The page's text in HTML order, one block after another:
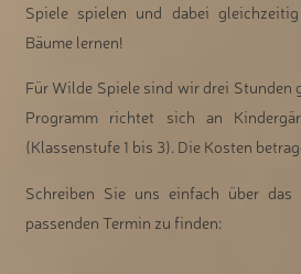
Spiele spielen und dabei
Bäume lernen!
Für Wilde Spiele sind wir drei Stunden
Programm richtet sich an
(Klassenstufe 1 bis 3). Die Kosten
Schreiben Sie uns einfach über das
passenden Termin zu finden: